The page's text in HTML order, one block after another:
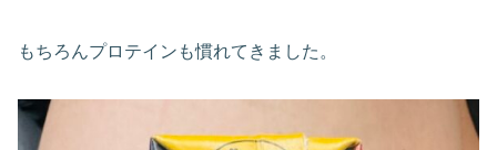
もちろんプロテインも慣れてきました。